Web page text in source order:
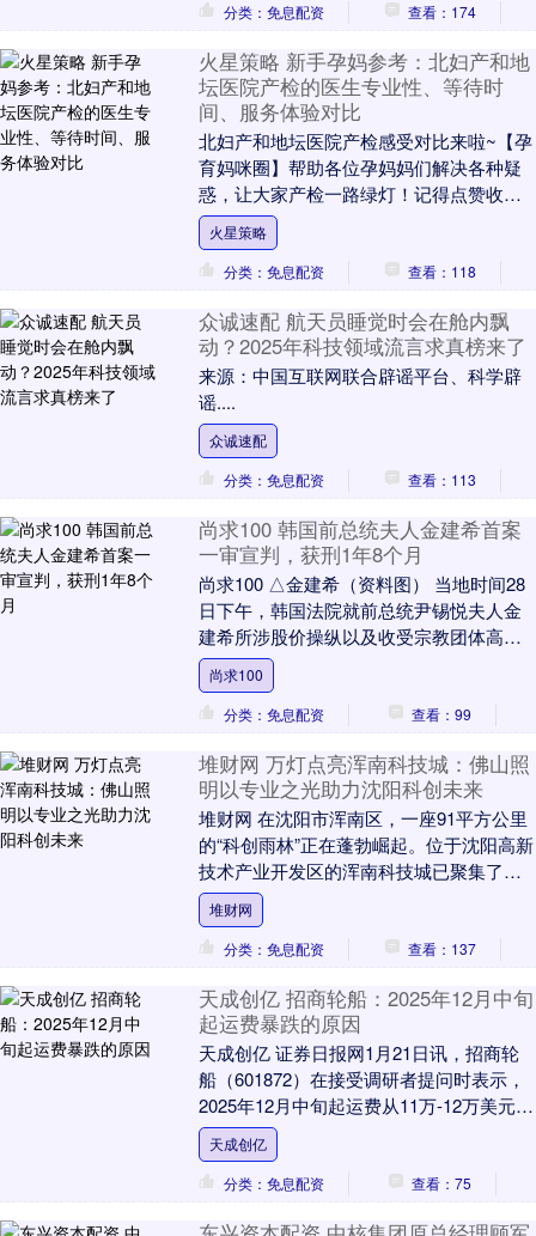
分类：免息配资
查看：174
火星策略 新手孕妈参考：北妇产和地
坛医院产检的医生专业性、等待时
间、服务体验对比
北妇产和地坛医院产检感受对比来啦~【孕
育妈咪圈】帮助各位孕妈妈们解决各种疑
惑，让大家产检一路绿灯！记得点赞收藏
哦~ 本文内容节选自——孕育妈咪圈公众
号，已同意转....
火星策略
分类：免息配资
查看：118
众诚速配 航天员睡觉时会在舱内飘
动？2025年科技领域流言求真榜来了
来源：中国互联网联合辟谣平台、科学辟
谣....
众诚速配
分类：免息配资
查看：113
尚求100 韩国前总统夫人金建希首案
一审宣判，获刑1年8个月
尚求100 △金建希（资料图） 当地时间28
日下午，韩国法院就前总统尹锡悦夫人金
建希所涉股价操纵以及收受宗教团体高价
礼品等违法嫌疑进行一审宣判尚求100，金
建希....
尚求100
分类：免息配资
查看：99
堆财网 万灯点亮浑南科技城：佛山照
明以专业之光助力沈阳科创未来
堆财网 在沈阳市浑南区，一座91平方公里
的“科创雨林”正在蓬勃崛起。位于沈阳高新
技术产业开发区的浑南科技城已聚集了超
7000家科技企业，迸发出创新活力。 作为
深....
堆财网
分类：免息配资
查看：137
天成创亿 招商轮船：2025年12月中旬
起运费暴跌的原因
天成创亿 证券日报网1月21日讯，招商轮
船（601872）在接受调研者提问时表示，
2025年12月中旬起运费从11万-12万美元一
路暴跌至最低3万美元，公司理解....
天成创亿
分类：免息配资
查看：75